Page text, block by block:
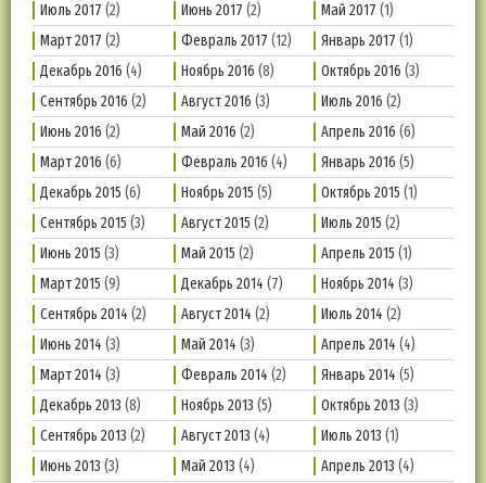
Июль 2017 (2) Июнь 2017 (2) Май 2017 (1)
Март 2017 (2) Февраль 2017 (12) Январь 2017 (1)
Декабрь 2016 (4) Ноябрь 2016 (8) Октябрь 2016 (3)
Сентябрь 2016 (2) Август 2016 (3) Июль 2016 (2)
Июнь 2016 (2) Май 2016 (2) Апрель 2016 (6)
Март 2016 (6) Февраль 2016 (4) Январь 2016 (5)
Декабрь 2015 (6) Ноябрь 2015 (5) Октябрь 2015 (1)
Сентябрь 2015 (3) Август 2015 (2) Июль 2015 (2)
Июнь 2015 (3) Май 2015 (2) Апрель 2015 (1)
Март 2015 (9) Декабрь 2014 (7) Ноябрь 2014 (3)
Сентябрь 2014 (2) Август 2014 (2) Июль 2014 (2)
Июнь 2014 (3) Май 2014 (3) Апрель 2014 (4)
Март 2014 (3) Февраль 2014 (2) Январь 2014 (5)
Декабрь 2013 (8) Ноябрь 2013 (5) Октябрь 2013 (3)
Сентябрь 2013 (2) Август 2013 (4) Июль 2013 (1)
Июнь 2013 (3) Май 2013 (4) Апрель 2013 (4)